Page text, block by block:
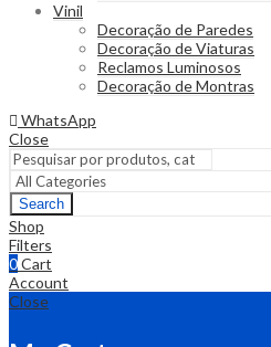
Vinil
Decoração de Paredes
Decoração de Viaturas
Reclamos Luminosos
Decoração de Montras
WhatsApp
Close
Search
Shop
Filters
0Cart
Account
Close